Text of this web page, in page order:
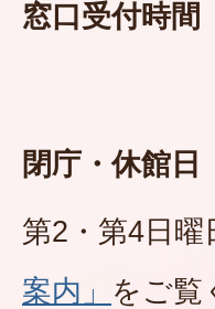
窓口受付時間
閉庁・休館日
第2・第4日
案内」 をご覧